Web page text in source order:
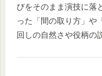
びをそのまま演技に落
った「間の取り方」や
回しの自然さや役柄の